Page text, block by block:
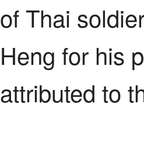
of Thai
Heng for his
attributed to